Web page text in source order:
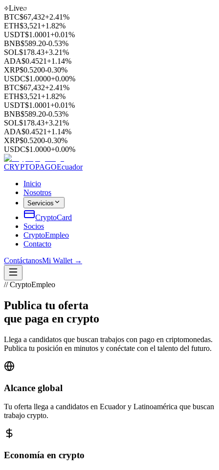
Live
BTC$67,432+2.41%
ETH$3,521+1.82%
USDT$1.0001+0.01%
BNB$589.20-0.53%
SOL$178.43+3.21%
ADA$0.4521+1.14%
XRP$0.5200-0.30%
USDC$1.0000+0.00%
BTC$67,432+2.41%
ETH$3,521+1.82%
USDT$1.0001+0.01%
BNB$589.20-0.53%
SOL$178.43+3.21%
ADA$0.4521+1.14%
XRP$0.5200-0.30%
USDC$1.0000+0.00%
CRYPTOPAGOEcuador
Inicio
Nosotros
Servicios
CryptoCard
Socios
CryptoEmpleo
Contacto
ContáctanosMi Wallet →
// CryptoEmpleo
Publica tu oferta
que paga en crypto
Llega a candidatos que buscan trabajos con pago en criptomonedas.
Publica tu posición en minutos y conéctate con el talento del futuro.
Alcance global
Tu oferta llega a candidatos en Ecuador y Latinoamérica que buscan
trabajo crypto.
Economía en crypto